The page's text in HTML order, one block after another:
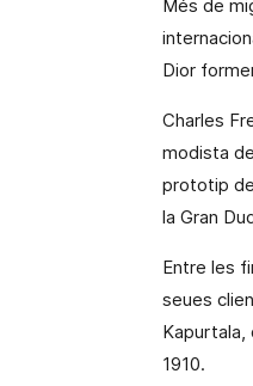
Més de
Dior
Charles
modista
prototip de
la Gran
Entre les
seues
Kapurtala,
1910.